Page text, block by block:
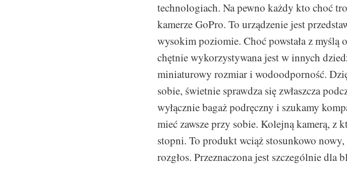
technologiach. Na pewno każdy kto choć
kamerze GoPro. To urządzenie jest
wysokim poziomie. Choć powstała z myślą
chętnie wykorzystywana jest w innych
miniaturowy rozmiar i wodoodporność.
sobie, świetnie sprawdza się zwłaszcza
wyłącznie bagaż podręczny i szukamy
mieć zawsze przy sobie. Kolejną kamerą, z
stopni. To produkt wciąż stosunkowo
rozgłos. Przeznaczona jest szczególnie